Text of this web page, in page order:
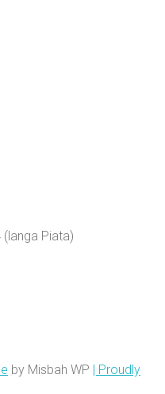
(langa Piata)
by Misbah WP
| Proudly